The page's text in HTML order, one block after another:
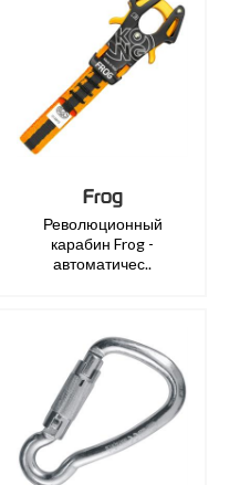
Frog
Революционный
карабин Frog -
автоматичес..